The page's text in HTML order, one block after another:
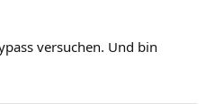
versuchen. Und bin